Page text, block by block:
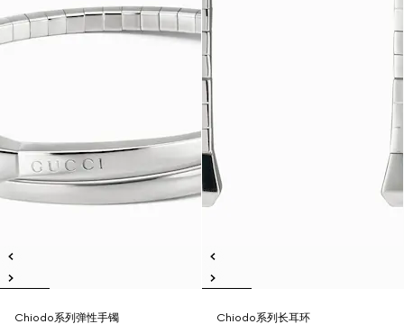
Chiodo系列弹性手镯 Chiodo系列长耳环